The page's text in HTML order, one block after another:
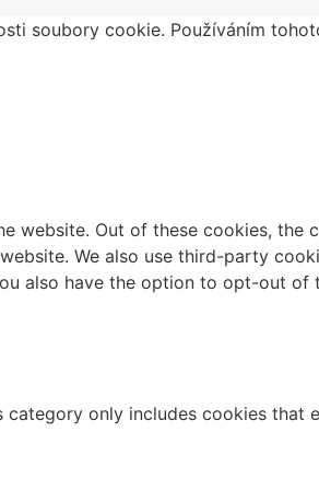
soubory cookie. Používáním
Out of these cookies, the
We also use third-party
also have the option to opt-out
only includes cookies that